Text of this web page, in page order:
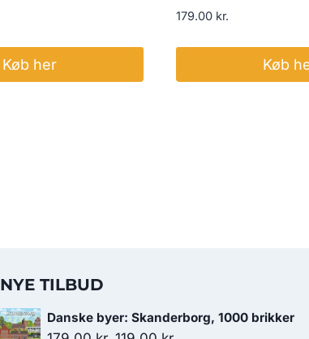
Køb her
179.00 kr.
Køb
NYE TILBUD
Danske byer: Skanderborg, 1000 brikker